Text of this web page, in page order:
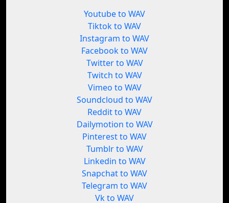
Youtube to WAV
Tiktok to WAV
Instagram to WAV
Facebook to WAV
Twitter to WAV
Twitch to WAV
Vimeo to WAV
Soundcloud to WAV
Reddit to WAV
Dailymotion to WAV
Pinterest to WAV
Tumblr to WAV
Linkedin to WAV
Snapchat to WAV
Telegram to WAV
Vk to WAV